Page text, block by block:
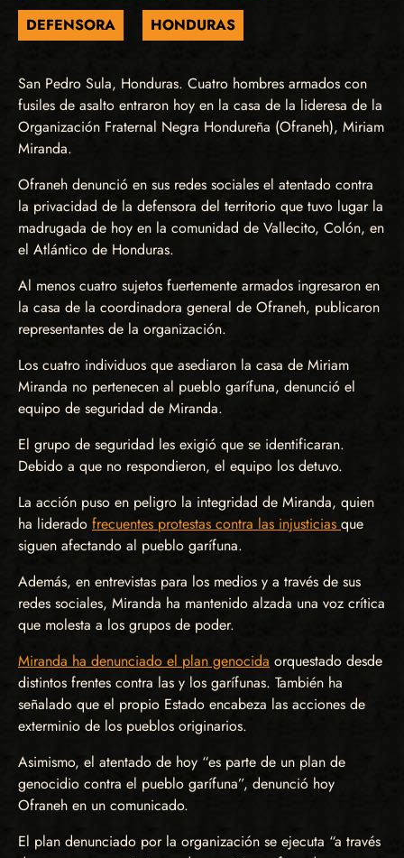
DEFENSORA HONDURAS
San Pedro Sula, Honduras. Cuatro hombres armados con
fusiles de asalto entraron hoy en la casa de la lideresa de la
Organización Fraternal Negra Hondureña (Ofraneh), Miriam
Miranda.
Ofraneh denunció en sus redes sociales el atentado contra
la privacidad de la defensora del territorio que tuvo lugar la
madrugada de hoy en la comunidad de Vallecito, Colón, en
el Atlántico de Honduras.
Al menos cuatro sujetos fuertemente armados ingresaron en
la casa de la coordinadora general de Ofraneh, publicaron
representantes de la organización.
Los cuatro individuos que asediaron la casa de Miriam
Miranda no pertenecen al pueblo garífuna, denunció el
equipo de seguridad de Miranda.
El grupo de seguridad les exigió que se identificaran.
Debido a que no respondieron, el equipo los detuvo.
La acción puso en peligro la integridad de Miranda, quien
ha liderado frecuentes protestas contra las injusticias que
siguen afectando al pueblo garífuna.
Además, en entrevistas para los medios y a través de sus
redes sociales, Miranda ha mantenido alzada una voz crítica
que molesta a los grupos de poder.
Miranda ha denunciado el plan genocida orquestado desde
distintos frentes contra las y los garífunas. También ha
señalado que el propio Estado encabeza las acciones de
exterminio de los pueblos originarios.
Asimismo, el atentado de hoy “es parte de un plan de
genocidio contra el pueblo garífuna”, denunció hoy
Ofraneh en un comunicado.
El plan denunciado por la organización se ejecuta “a través